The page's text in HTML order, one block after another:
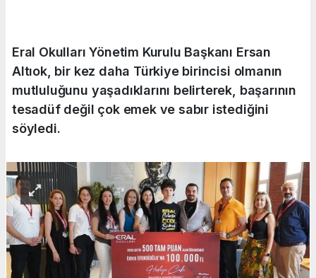
Eral Okulları Yönetim Kurulu Başkanı Ersan
Altıok, bir kez daha Türkiye birincisi olmanın
mutluluğunu yaşadıklarını belirterek, başarının
tesadüf değil çok emek ve sabır istediğini
söyledi.